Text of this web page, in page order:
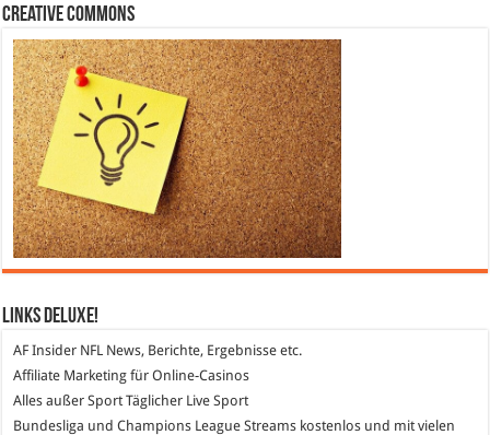
Creative Commons
Links DeLuXe!
AF Insider NFL News, Berichte, Ergebnisse etc.
Affiliate Marketing für Online-Casinos
Alles außer Sport Täglicher Live Sport
Bundesliga und Champions League Streams kostenlos und mit vielen